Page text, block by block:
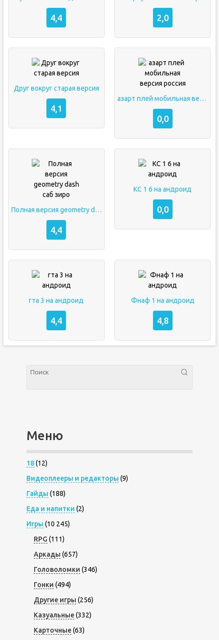
4,4 2,0
Друг вокруг старая версия
4,1
азарт плей мобильная версия россия
0,0
Полная версия geometry dash саб зиро
4,4
КС 1 6 на андроид
0,0
гта 3 на андроид
4,4
Фнаф 1 на андроид
4,8
Меню
18(12)
Видеоплееры и редакторы (9)
Гайды (188)
Еда и напитки (2)
Игры (10 245)
RPG (111)
Аркады (657)
Головоломки (346)
Гонки (494)
Другие игры (256)
Казуальные(332)
Карточные(63)